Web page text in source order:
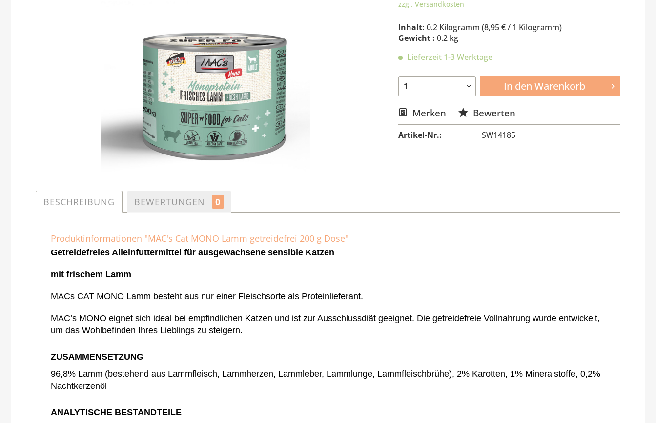
zzgl. Versandkosten
Inhalt: 0.2 Kilogramm (8,95 €/ 1 Kilogramm)
Gewicht : 0.2 kg
Lieferzeit 1-3 Werktage
In den Warenkorb
Merken Bewerten
Artikel-Nr.: SW14185
BESCHREIBUNG BEWERTUNGEN 0
Produktinformationen "MAC's Cat MONO Lamm getreidefrei 200 g Dose"
Getreidefreies Alleinfuttermittel für ausgewachsene sensible Katzen
mit frischem Lamm
MACs CAT MONO Lamm besteht aus nur einer Fleischsorte als Proteinlieferant.
MAC’s MONO eignet sich ideal bei empfindlichen Katzen und ist zur Ausschlussdiät geeignet. Die getreidefreie Vollnahrung wurde entwickelt,
um das Wohlbefinden Ihres Lieblings zu steigern.
ZUSAMMENSETZUNG
96,8% Lamm (bestehend aus Lammfleisch, Lammherzen, Lammleber, Lammlunge, Lammfleischbrühe), 2% Karotten, 1% Mineralstoffe, 0,2%
Nachtkerzenöl
ANALYTISCHE BESTANDTEILE